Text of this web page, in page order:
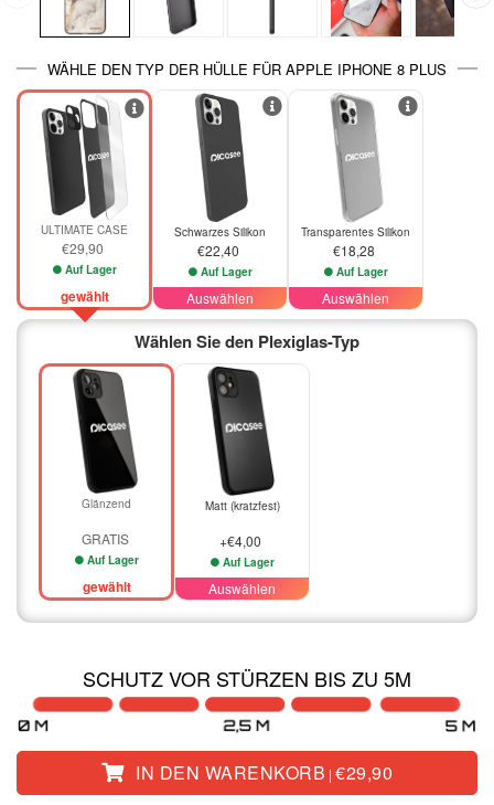
WÄHLE DEN TYP DER HÜLLE FÜR APPLE IPHONE 8 PLUS
ULTIMATE CASE
€29,90
Auf Lager
gewählt
Schwarzes Silikon
€22,40
Auf Lager
Auswählen
Transparentes Silikon
€18,28
Auf Lager
Auswählen
Wählen Sie den Plexiglas-Typ
Glänzend
GRATIS
Auf Lager
gewählt
Matt (kratzfest)
+€4,00
Auf Lager
Auswählen
SCHUTZ VOR STÜRZEN BIS ZU 5M
IN DEN WARENKORB | €29,90